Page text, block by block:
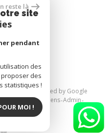
par
powered by Google
Nos honoraires Liens Admin
RGPD
reste là
site
pendant
des
des
statistiques !
MOI !